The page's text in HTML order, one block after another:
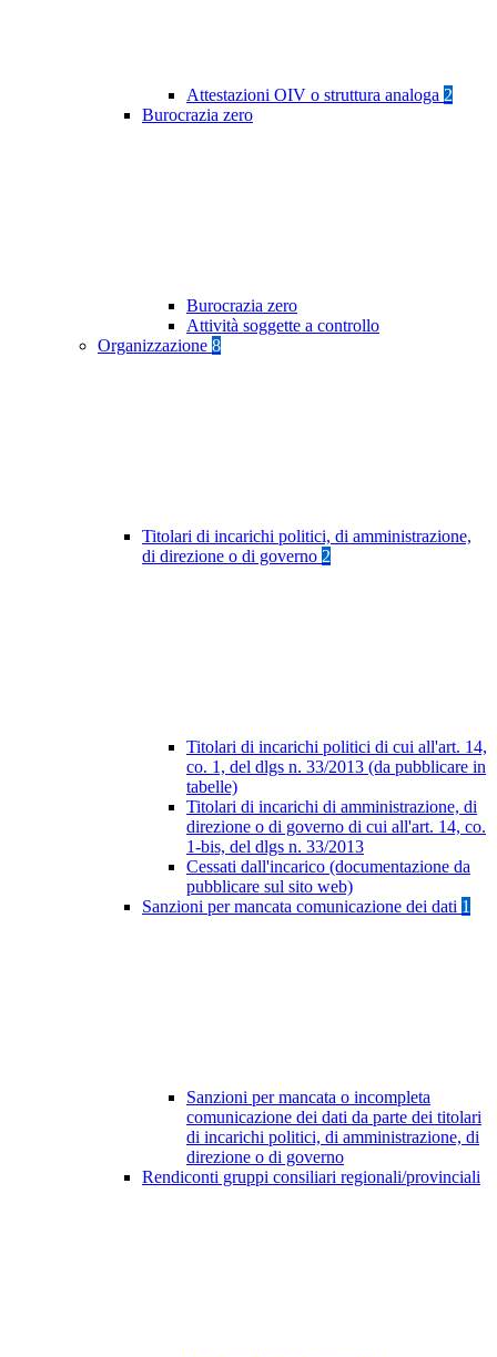
Attestazioni OIV o struttura analoga 2
Burocrazia zero
Burocrazia zero
Attività soggette a controllo
Organizzazione 8
Titolari di incarichi politici, di amministrazione,
di direzione o di governo 2
Titolari di incarichi politici di cui all'art. 14,
co. 1, del dlgs n. 33/2013 (da pubblicare in
tabelle)
Titolari di incarichi di amministrazione, di
direzione o di governo di cui all'art. 14, co.
1-bis, del dlgs n. 33/2013
Cessati dall'incarico (documentazione da
pubblicare sul sito web)
Sanzioni per mancata comunicazione dei dati 1
Sanzioni per mancata o incompleta
comunicazione dei dati da parte dei titolari
di incarichi politici, di amministrazione, di
direzione o di governo
Rendiconti gruppi consiliari regionali/provinciali